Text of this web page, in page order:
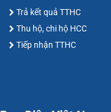
Trả kết quả TTHC
Thu hộ, chi hộ HCC
Tiếp nhận TTHC